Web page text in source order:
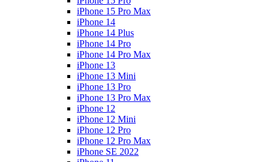
iPhone 15 Pro Max
iPhone 14
iPhone 14 Plus
iPhone 14 Pro
iPhone 14 Pro Max
iPhone 13
iPhone 13 Mini
iPhone 13 Pro
iPhone 13 Pro Max
iPhone 12
iPhone 12 Mini
iPhone 12 Pro
iPhone 12 Pro Max
iPhone SE 2022